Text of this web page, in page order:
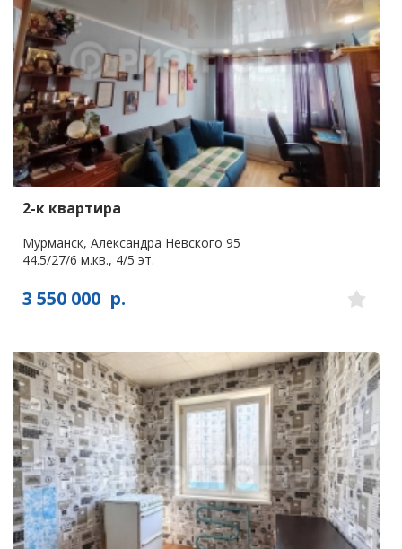
2-к квартира
Мурманск, Александра Невского 95
44.5/27/6 м.кв., 4/5 эт.
3 550 000 р.